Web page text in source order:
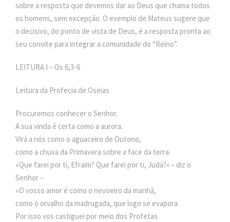
sobre a resposta que devemos dar ao Deus que chama todos
os homens, sem excepção. O exemplo de Mateus sugere que
o decisivo, do ponto de vista de Deus, é a resposta pronta ao
seu convite para integrar a comunidade do “Reino”.
LEITURA I – Os 6,3-6
Leitura da Profecia de Oseias
Procuremos conhecer o Senhor.
A sua vinda é certa como a aurora.
Virá a nós como o aguaceiro de Outono,
como a chuva da Primavera sobre a face da terra.
«Que farei por ti, Efraim? Que farei por ti, Judá?» – diz o
Senhor –
«O vosso amor é como o nevoeiro da manhã,
como o orvalho da madrugada, que logo se evapora.
Por isso vos castiguei por meio dos Profetas